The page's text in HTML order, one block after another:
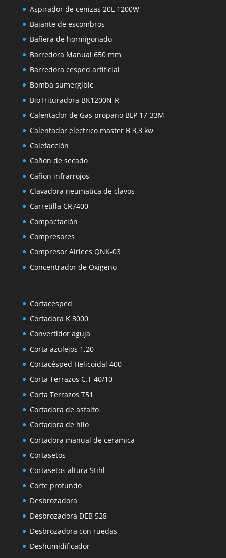
Aspirador de cenizas 20L 1200W
Bajante de escombros
Bañera de hormigonado
Barredora Manual 650 mm
Barredora cesped artificial
Bomba sumergible
BioTrituradora BK1200N-R
Calentador de Gas propano BLP 17-33M
Calentador electrico master B 3,3 kw
Calefacción
Cañon de secado
Cañon infrarrojos
Clavadora neumatica de clavos
Carretilla CR7400
Compactación
Compresores
Compresor Airlees QNK-03
Concentrador de Oxigeno
Cortacesped
Cortadora K 3000
Convertidor aguja
Corta azulejos 1,20
Cortacésped Helicoidal 400
Corta Terrazos C.T 40/10
Corta Terrazos T51
Cortadora de asfalto
Cortadora de hilo
Cortadora manual de ceramica
Cortasetos
Cortasetos altura Stihl
Corte profundo
Desbrozadora
Desbrozadora DEB 528
Desbrozadora con ruedas
Deshumidificador